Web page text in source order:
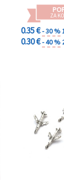
ZA
0.35 €- 30 %
0.30 €- 40 %